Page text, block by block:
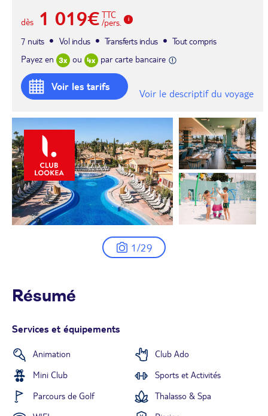
dès 1 019€ TTC
/pers.
7 nuits
Vol inclus Transferts inclus
Tout compris
Payez en
ou par carte bancaire
Voir les tarifs
Voir le descriptif du voyage
1/29
Résumé
Services et équipements
Animation
Club Ado
Mini Club
Sports et Activités
Parcours de Golf
Thalasso & Spa